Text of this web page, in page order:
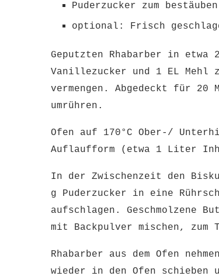
Puderzucker zum bestäuben
optional: Frisch
Geputzten Rhabarber in etwa
Vanillezucker und 1 EL Mehl
vermengen. Abgedeckt für
umrühren.
Ofen auf 170°C Ober-/
Auflaufform (etwa 1 Liter
In der Zwischenzeit den
g Puderzucker in eine
aufschlagen. Geschmolzene
mit Backpulver mischen,
Rhabarber aus dem Ofen
wieder in den Ofen schieben